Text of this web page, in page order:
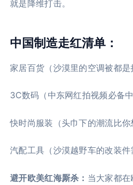
就是降维打击。
中国制造走红清单：
家居百货（沙漠里的空调被都是
3C数码（中东网红拍视频必备中
快时尚服装（头巾下的潮流比你
汽配工具（沙漠越野车的改装件
避开欧美红海厮杀： 当大家都在